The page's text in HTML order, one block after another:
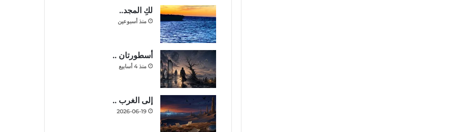
لكِ المجد..
منذ أسبوعين
أسطورتان ..
منذ 4 أسابيع
إلى الغرب ..
2026-06-19